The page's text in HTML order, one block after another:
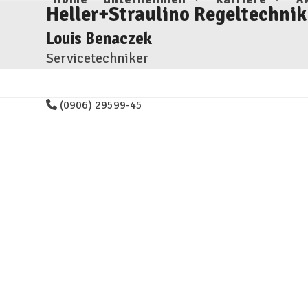
Heller+Straulino Regeltechnik
Louis Benaczek
Servicetechniker
(0906) 29599-45